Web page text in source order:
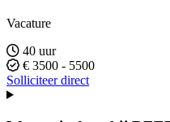
Vacature
40 uur
€ 3500 - 5500
Solliciteer direct